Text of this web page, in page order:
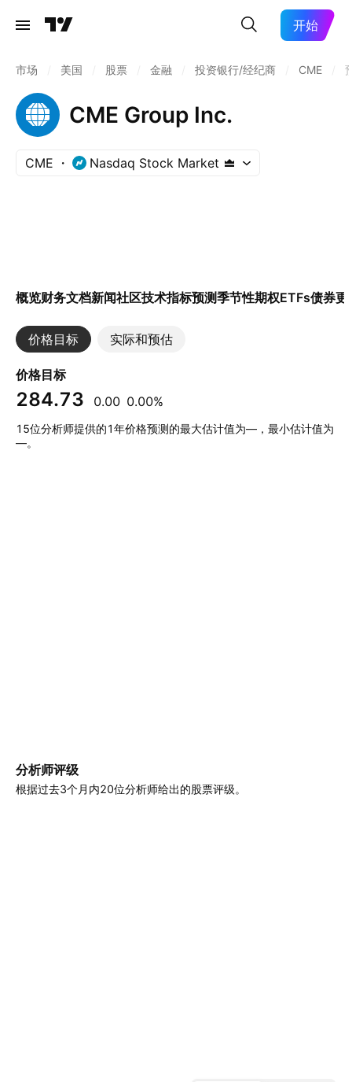
开始
市场 美国 股票 金融 投资银行/经纪商 CME
CME Group Inc.
CME Nasdaq Stock Market
概览财务文档新闻社区技术指标预测季节性期权ETFs债券更
价格目标 实际和预估
价格目标
284.73 0.00 0.00%
15位分析师提供的1年价格预测的最大估计值为—，最小估计值为
—。
分析师评级
根据过去3个月内20位分析师给出的股票评级。